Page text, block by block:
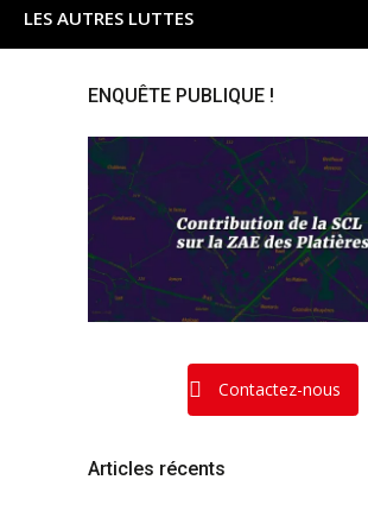
LES AUTRES LUTTES
ENQUÊTE PUBLIQUE !
Contactez-nous
Articles récents